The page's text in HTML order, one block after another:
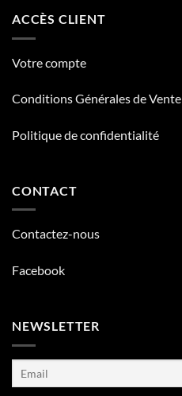
ACCÈS CLIENT
Votre compte
Conditions Générales de Vente
Politique de confidentialité
CONTACT
Contactez-nous
Facebook
NEWSLETTER